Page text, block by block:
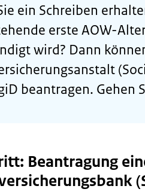
ein Schreiben
erste AOW-
wird? Dann
beantragen. Gehen
Beantragung